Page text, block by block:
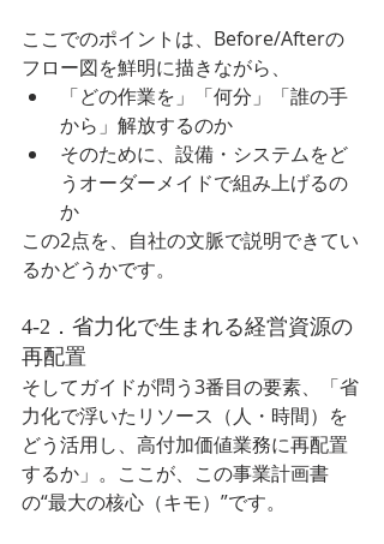
ここでのポイントは、Before/Afterの
フロー図を鮮明に描きながら、
「どの作業を」「何分」「誰の手
から」解放するのか
そのために、設備・システムをど
うオーダーメイドで組み上げるの
か
この2点を、自社の文脈で説明できてい
るかどうかです。
4-2．省力化で生まれる経営資源の
再配置
そしてガイドが問う3番目の要素、「省
力化で浮いたリソース（人・時間）を
どう活用し、高付加価値業務に再配置
するか」。ここが、この事業計画書
の“最大の核心（キモ）”です。